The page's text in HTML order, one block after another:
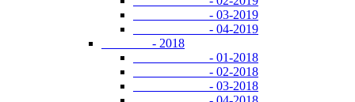
- 03-2019
- 04-2019
- 2018
- 01-2018
- 02-2018
- 03-2018